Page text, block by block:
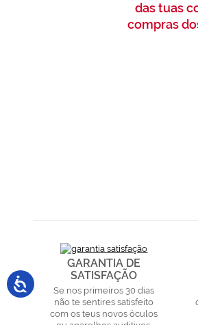
das tuas
compras
GARANTIA DE
SATISFAÇÃO
Se nos primeiros 30 dias
não te sentires satisfeito
com os teus novos óculos